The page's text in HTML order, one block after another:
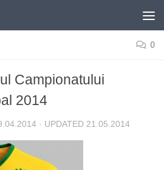
0
Campionatului
2014
· UPDATED 21.05.2014